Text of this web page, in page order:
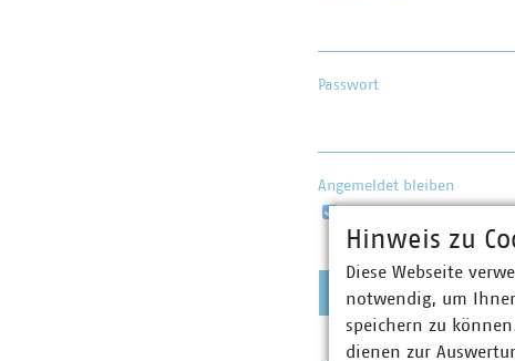
Passwort
Angemeldet bleiben
Hinweis zu
Diese Webseite
notwendig, um
speichern zu
dienen zur